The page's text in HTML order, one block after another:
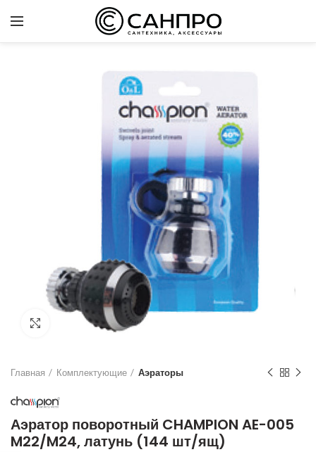
Нажмите для увеличения
Главная Комплектующие Аэраторы
Аэратор поворотный CHAMPION AE-005
M22/M24, латунь (144 шт/ящ)